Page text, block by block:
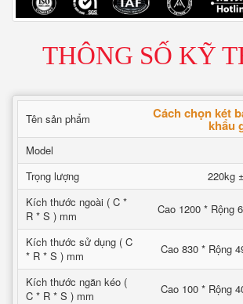
THÔNG SỐ KỸ
Tên sản phẩm Cách chọn két
khẩu
Model
Trọng lượng
220kg
Kích thước ngoài ( C *
R * S ) mm
Cao 1200 * Rộng
Kích thước sử dụng ( C
* R * S ) mm
Cao 830 * Rộng
Kích thước ngăn kéo (
C * R * S ) mm
Cao 100 * Rộng